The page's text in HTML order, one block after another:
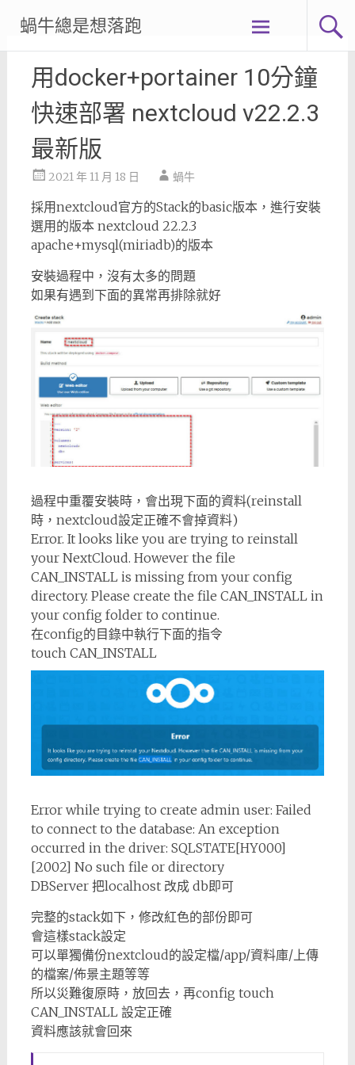
content
蝸牛總是想落跑
用docker+portainer 10分鐘
快速部署 nextcloud v22.2.3
最新版
2021 年 11 月 18 日 蝸牛
採用nextcloud官方的Stack的basic版本，進行安裝
選用的版本 nextcloud 22.2.3
apache+mysql(miriadb)的版本
安裝過程中，沒有太多的問題
如果有遇到下面的異常再排除就好
過程中重覆安裝時，會出現下面的資料(reinstall
時，nextcloud設定正確不會掉資料)
Error. It looks like you are trying to reinstall
your NextCloud. However the file
CAN_INSTALL is missing from your config
directory. Please create the file CAN_INSTALL in
your config folder to continue.
在config的目錄中執行下面的指令
touch CAN_INSTALL
Error while trying to create admin user: Failed
to connect to the database: An exception
occurred in the driver: SQLSTATE[HY000]
[2002] No such file or directory
DBServer 把localhost 改成 db即可
完整的stack如下，修改紅色的部份即可
會這樣stack設定
可以單獨備份nextcloud的設定檔/app/資料庫/上傳
的檔案/佈景主題等等
所以災難復原時，放回去，再config touch
CAN_INSTALL 設定正確
資料應該就會回來